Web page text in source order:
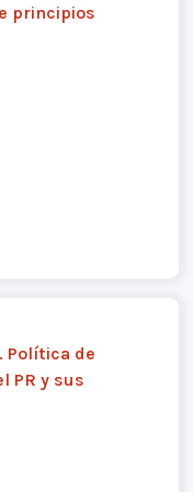
principios
Política de
PR y sus